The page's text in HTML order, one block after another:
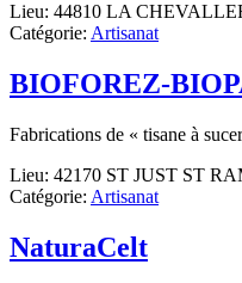
Lieu: 44810 LA
Catégorie: Artisanat
BIOFOREZ-
Fabrications de « tisane à
Lieu: 42170 ST JUST ST
Catégorie: Artisanat
NaturaCelt